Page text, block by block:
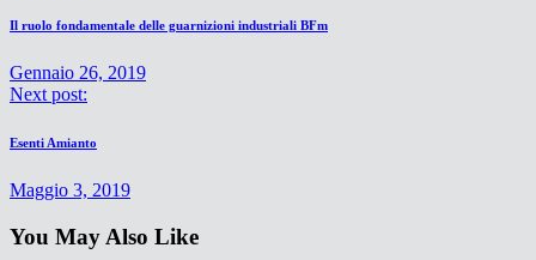
Il ruolo fondamentale delle guarnizioni industriali BFm
Gennaio 26, 2019
Next post:
Esenti Amianto
Maggio 3, 2019
You May Also Like